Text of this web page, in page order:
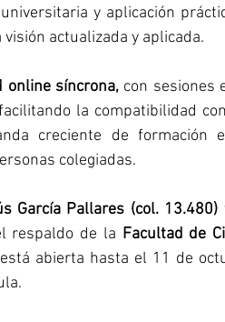
y aplicación
actualizada y aplicada.
online síncrona, con sesiones
la compatibilidad
creciente de formación
colegiadas.
García Pallares (col. 13.480)
respaldo de la Facultad de
abierta hasta el 11 de